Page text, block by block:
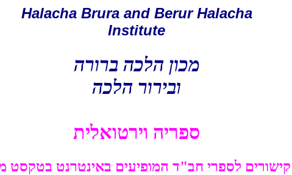
Halacha Brura and Berur Halacha
Institute
מכון הלכה ברורה
ובירור הלכה
ספריה וירטואלית
קישורים לספרי חב"ד המופיעים באינטרנט בטקסט